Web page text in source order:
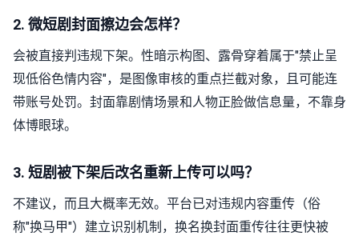
2. 微短剧封面擦边会怎样？
会被直接判违规下架。性暗示构图、露骨穿着属于"禁止呈
现低俗色情内容"，是图像审核的重点拦截对象，且可能连
带账号处罚。封面靠剧情场景和人物正脸做信息量，不靠身
体博眼球。
3. 短剧被下架后改名重新上传可以吗？
不建议，而且大概率无效。平台已对违规内容重传（俗
称"换马甲"）建立识别机制，换名换封面重传往往更快被